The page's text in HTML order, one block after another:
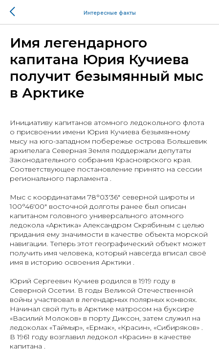
Интересные факты
Имя легендарного
капитана Юрия Кучиева
получит безымянный мыс
в Арктике
Инициативу капитанов атомного ледокольного флота
о присвоении имени Юрия Кучиева безымянному
мысу на юго-западном побережье острова Большевик
архипелага Северная Земля поддержали депутаты
Законодательного собрания Красноярского края.
Соответствующее постановление принято на сессии
регионального парламента .
Мыс с координатами 78°03′36″ северной широты и
100°46′00″ восточной долготы ранее был описан
капитаном головного универсального атомного
ледокола «Арктика» Александром Скрябиным с целью
придания ему значимости в качестве объекта морской
навигации. Теперь этот географический объект может
получить имя человека, который навсегда вписал своё
имя в историю освоения Арктики .
Юрий Сергеевич Кучиев родился в 1919 году в
Северной Осетии. В годы Великой Отечественной
войны участвовал в легендарных полярных конвоях.
Начинал свой путь в Арктике матросом на буксире
«Василий Молоков» в порту Диксон, затем служил на
ледоколах «Таймыр», «Ермак», «Красин», «Сибиряков» .
В 1961 году возглавил ледокол «Красин» в качестве
капитана .